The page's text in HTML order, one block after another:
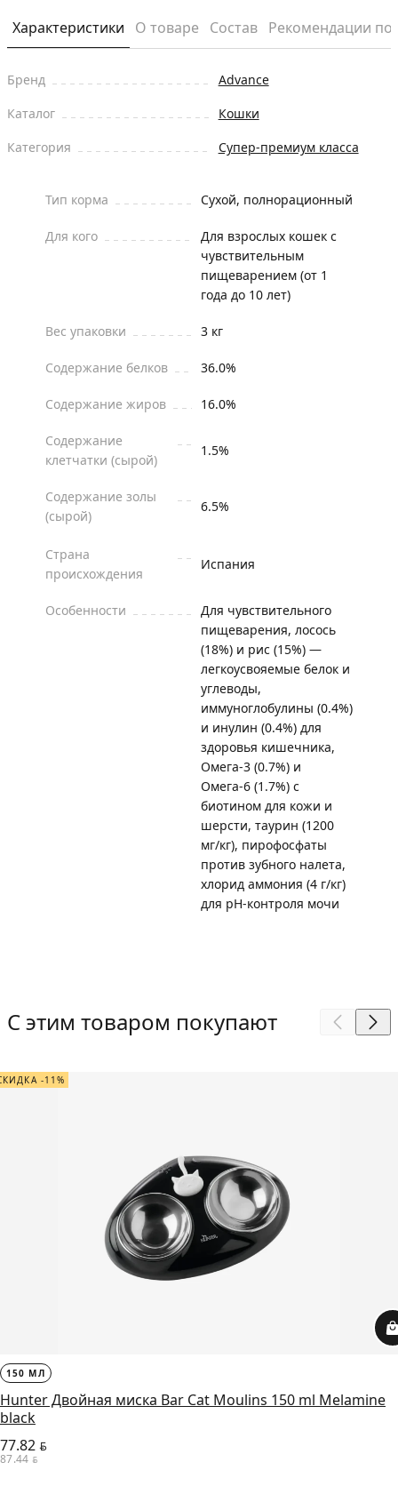
Характеристики О товаре Состав Рекомендации
Бренд
Advance
Каталог
Кошки
Категория
Супер-премиум класса
Тип корма Сухой, полнорационный
Для кого
Для взрослых кошек с
чувствительным
пищеварением (от 1
года до 10 лет)
Вес упаковки 3 кг
Содержание белков 36.0%
Содержание жиров 16.0%
Содержание
клетчатки (сырой)
1.5%
Содержание золы
(сырой)
6.5%
Страна
происхождения
Испания
Особенности
Для чувствительного
пищеварения, лосось
(18%) и рис (15%) —
легкоусвояемые белок и
углеводы,
иммуноглобулины (0.4%)
и инулин (0.4%) для
здоровья кишечника,
Омега-3 (0.7%) и
Омега-6 (1.7%) с
биотином для кожи и
шерсти, таурин (1200
мг/кг), пирофосфаты
против зубного налета,
хлорид аммония (4 г/кг)
для pH-контроля мочи
С этим товаром покупают
-11%
150 МЛ
Hunter Двойная миска Bar Cat Moulins 150 ml Melamine
black
77.82 BYN
87.44 BYN